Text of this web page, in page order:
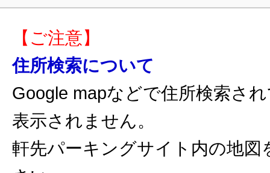
【ご注意】
住所検索について
Google mapなどで住所検索さ
表示されません。
軒先パーキングサイト内の地図